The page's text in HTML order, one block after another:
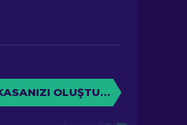
OLUŞTURUN